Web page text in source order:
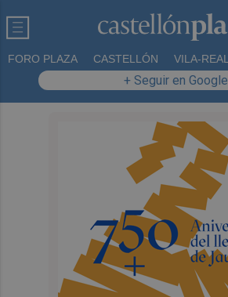
FORO PLAZA CASTELLÓN VILA-REAL
+ Seguir en Google